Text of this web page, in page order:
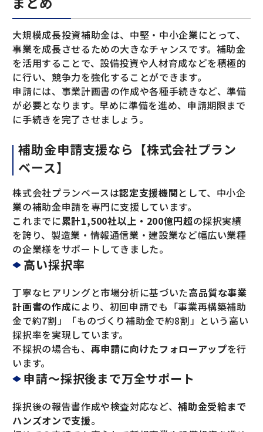
大規模成長投資補助金は、中堅・中小企業にとって、
事業を成長させるための大きなチャンスです。補助金
を活用することで、設備投資や人材育成などを積極的
に行い、競争力を強化することができます。
申請には、事業計画書の作成や各種手続きなど、準備
が必要となります。早めに準備を進め、申請期限まで
に手続きを完了させましょう。
補助金申請支援なら【株式会社プラン
ベース】
株式会社プランベースは認定支援機関として、中小企
業の補助金申請を専門に支援しています。
これまでに累計1,500社以上・200億円超の採択実績
を誇り、製造業・情報通信業・建設業など幅広い業種
の企業様をサポートしてきました。
高い採択率
丁寧なヒアリングと市場分析に基づいた高品質な事業
計画書の作成により、初回申請でも「事業再構築補助
金で約7割」「ものづくり補助金で約8割」という高い
採択率を実現しています。
不採択の場合も、 再申請に向けたフォローアップを行
います。
申請〜採択後まで万全サポート
採択後の報告書作成や検査対応など、補助金受給まで
ハンズオンで支援。